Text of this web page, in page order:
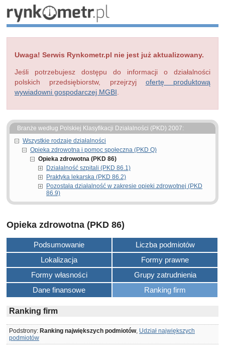
Uwaga! Serwis Rynkometr.pl nie jest już aktualizowany.
Jeśli potrzebujesz dostępu do informacji o działalności
polskich przedsiębiorstw, przejrzyj ofertę produktową
wywiadowni gospodarczej MGBI
Branże według Polskiej Klasyfikacji Działalności (PKD) 2007:
Wszystkie rodzaje działalności
Opieka zdrowotna i pomoc społeczna (PKD Q)
Opieka zdrowotna (PKD 86)
Działalność szpitali (PKD 86.1)
Praktyka lekarska (PKD 86.2)
Pozostała działalność w zakresie opieki zdrowotnej (PKD
86.9)
Opieka zdrowotna (PKD 86)
Podsumowanie
Liczba podmiotów
Lokalizacja
Formy prawne
Formy własności
Grupy zatrudnienia
Dane finansowe
Ranking firm
Ranking firm
Podstrony: Ranking największych podmiotów, Udział największych
podmiotów